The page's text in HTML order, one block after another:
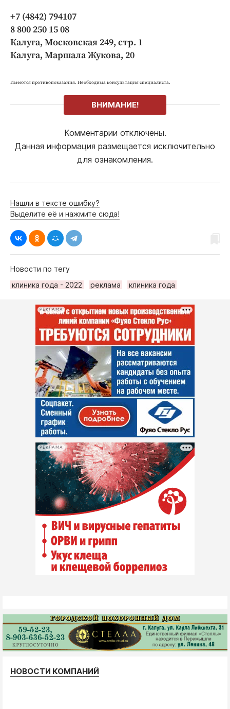
+7 (4842) 794107
8 800 250 15 08
Калуга, Московская 249, стр. 1
Калуга, Маршала Жукова, 20
Имеются противопоказания. Необходима консультация специалиста.
ВНИМАНИЕ!
Комментарии отключены.
Данная информация размещается исключительно
для ознакомления.
Нашли в тексте ошибку?
Выделите её и нажмите сюда!
Новости по тегу
клиника года - 2022
реклама клиника года
РЕКЛАМА
РЕКЛАМА
НОВОСТИ КОМПАНИЙ